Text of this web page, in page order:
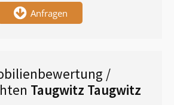
Anfragen
/
Taugwitz Taugwitz